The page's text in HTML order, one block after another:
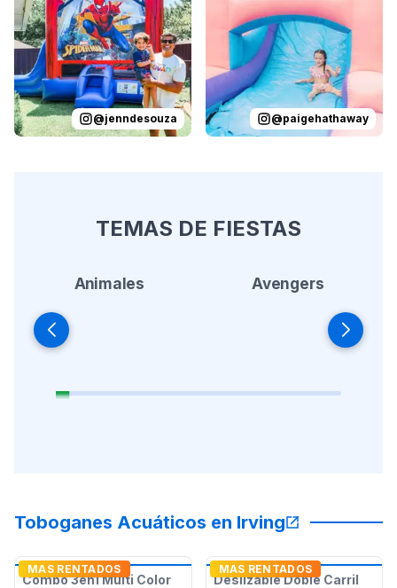
@jenndesouza @paigehathaway
TEMAS DE FIESTAS
Animales Avengers
Toboganes Acuáticos en Irving
MAS RENTADOS
Combo 3en1 Multi Color
MAS RENTADOS
Deslizable Doble Carril